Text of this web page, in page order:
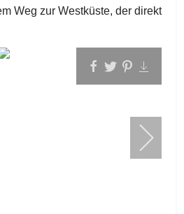
Weg zur Westküste, der direkt